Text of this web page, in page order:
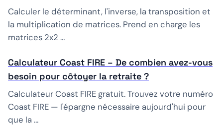
Calculer le déterminant, l'inverse, la transposition et
la multiplication de matrices. Prend en charge les
matrices 2x2 …
Calculateur Coast FIRE – De combien avez-vous
besoin pour côtoyer la retraite ?
Calculateur Coast FIRE gratuit. Trouvez votre numéro
Coast FIRE — l'épargne nécessaire aujourd'hui pour
que la …